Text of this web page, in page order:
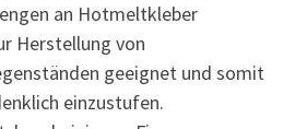
an Hotmeltkleber
Herstellung von
geeignet und somit
einzustufen.